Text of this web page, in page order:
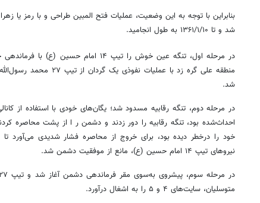
شد و تا ۱۳۶۱/۱/۱۰ به طول انجامید.
در مرحله اول، تنگه عین خوش را تیپ ۱۴
منطقه علی گره زد با
شد.
در مرحله دوم، تنگه رقابیه مسدود شد؛ یگان‌های خودی با استفاده از
احداث‌شده بود، تنگه رقابیه را دور زدند و دشمن ر ا از پشت محاصره
خود را درخطر دیده بود، برای خروج از محاصره فشار شدیدی می‌آورد
نیروهای تیپ ۱۴ امام حسین (ع)، مانع از موفقیت دشمن شد.
متوسلیان، سایت‌های ۴ و ۵ را به اشغال درآورد.